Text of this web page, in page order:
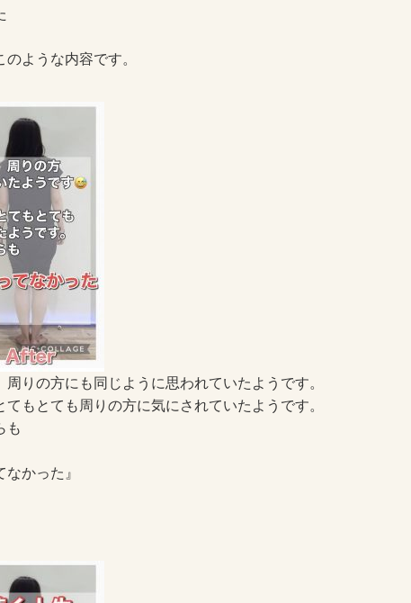
ような内容です。
りの方にも同じように思われていたようです。
もとても周りの方に気にされていたようです。
も
なかった』